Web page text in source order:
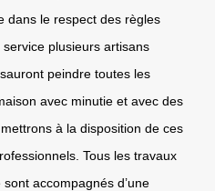
dans le respect des règles
plusieurs artisans
peindre toutes les
avec minutie et avec des
à la disposition de ces
Tous les travaux
accompagnés d’une